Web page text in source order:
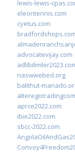
lewis-lewis-
eleontennis.com
cyetus.com
advocatevijay.com
naswwebed.org
balithut-
aprce2022.com
ibie2022.com
sbcc-2022.com